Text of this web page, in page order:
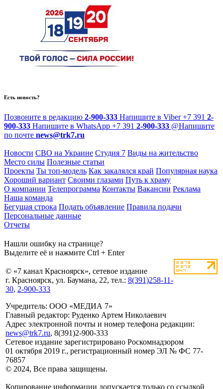
Есть новость?
Позвоните в редакцию 2-900-333 Напишите в Viber +7 391 2-
900-333 Напишите в WhatsApp +7 391 2-900-333 @Напишите
по почте news@trk7.ru
Новости СВО на Украине Студия 7 Виды на жительство
Место силы Полезные статьи
Проекты Ты топ-модель Как закалялся край Популярная наука
Хороший вариант Своими глазами Путь к храму
О компании Телепрограмма Контакты Вакансии Реклама
Наша команда
Бегущая строка Подать объявление Правила подачи
Персональные данные
Отчеты
Нашли ошибку на странице?
Выделите её и нажмите Ctrl + Enter
© «7 канал Красноярск», сетевое издание
г. Красноярск, ул. Баумана, 22, тел.: 8(391)258-11-
30, 2-900-333
Учредитель: ООО «МЕДИА 7»
Главный редактор: Руденко Артем Николаевич
Адрес электронной почты и номер телефона редакции:
news@trk7.ru, 8(391)2-900-333
Сетевое издание зарегистрировано Роскомнадзором
01 октября 2019 г., регистрационный номер ЭЛ № ФС 77-
76857
© 2024, Все права защищены.
Копирование информации допускается только со ссылкой